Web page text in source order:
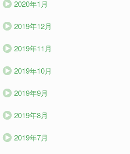
2020年1月
2019年12月
2019年11月
2019年10月
2019年9月
2019年8月
2019年7月